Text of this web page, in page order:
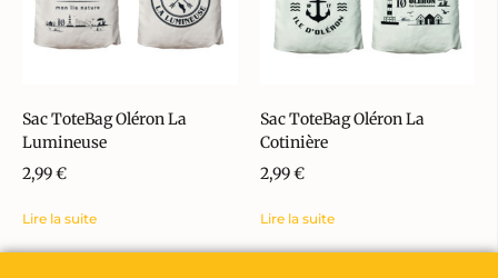
Sac ToteBag Oléron La
Lumineuse
2,99€
Lire la suite
Sac ToteBag Oléron La
Cotinière
2,99€
Lire la suite